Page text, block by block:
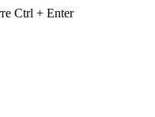
Ctrl + Enter